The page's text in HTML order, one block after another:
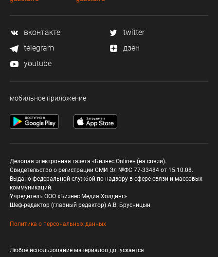
вконтакте
twitter
telegram
дзен
youtube
мобильное приложение
Деловая электронная газета «Бизнес Online» (на связи).
Свидетельство о регистрации СМИ Эл №ФС 77-33484 от 15.10.08.
Выдано федеральной службой по надзору в сфере связи и массовых
коммуникаций.
Учредитель ООО «Бизнес Медия Холдинг»
Шеф-редактор (главный редактор) А.В. Брусницын
Политика о персональных данных
Любое использование материалов допускается